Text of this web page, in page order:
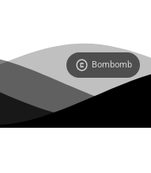
Bombomb